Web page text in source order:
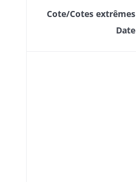
Cote/Cotes extrêmes
Date